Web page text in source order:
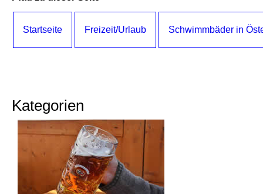
Startseite Freizeit/Urlaub Schwimmbäder in
Kategorien